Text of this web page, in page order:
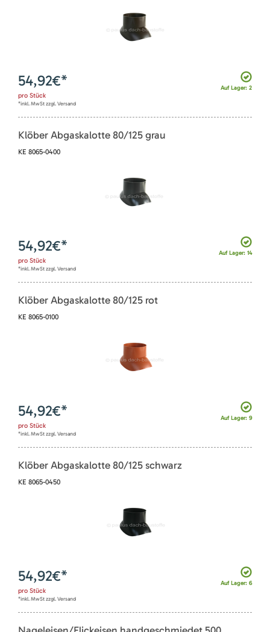
Auf Lager: 2
54,92€*
pro Stück
*inkl. MwSt zzgl. Versand
Klöber Abgaskalotte 80/125 grau
KE 8065-0400
Auf Lager: 14
54,92€*
pro Stück
*inkl. MwSt zzgl. Versand
Klöber Abgaskalotte 80/125 rot
KE 8065-0100
Auf Lager: 9
54,92€*
pro Stück
*inkl. MwSt zzgl. Versand
Klöber Abgaskalotte 80/125 schwarz
KE 8065-0450
Auf Lager: 6
54,92€*
pro Stück
*inkl. MwSt zzgl. Versand